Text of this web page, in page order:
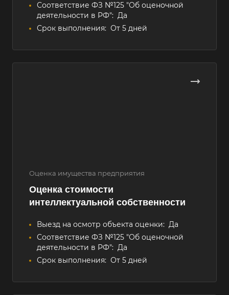
Соответствие ФЗ №125 "Об оценочной
деятельности в РФ": Да
Срок выполнения: От 5 дней
Оценка имущества предприятия
Оценка стоимости
интеллектуальной собственности
Выезд на осмотр объекта оценки: Да
Соответствие ФЗ №125 "Об оценочной
деятельности в РФ": Да
Срок выполнения: От 5 дней